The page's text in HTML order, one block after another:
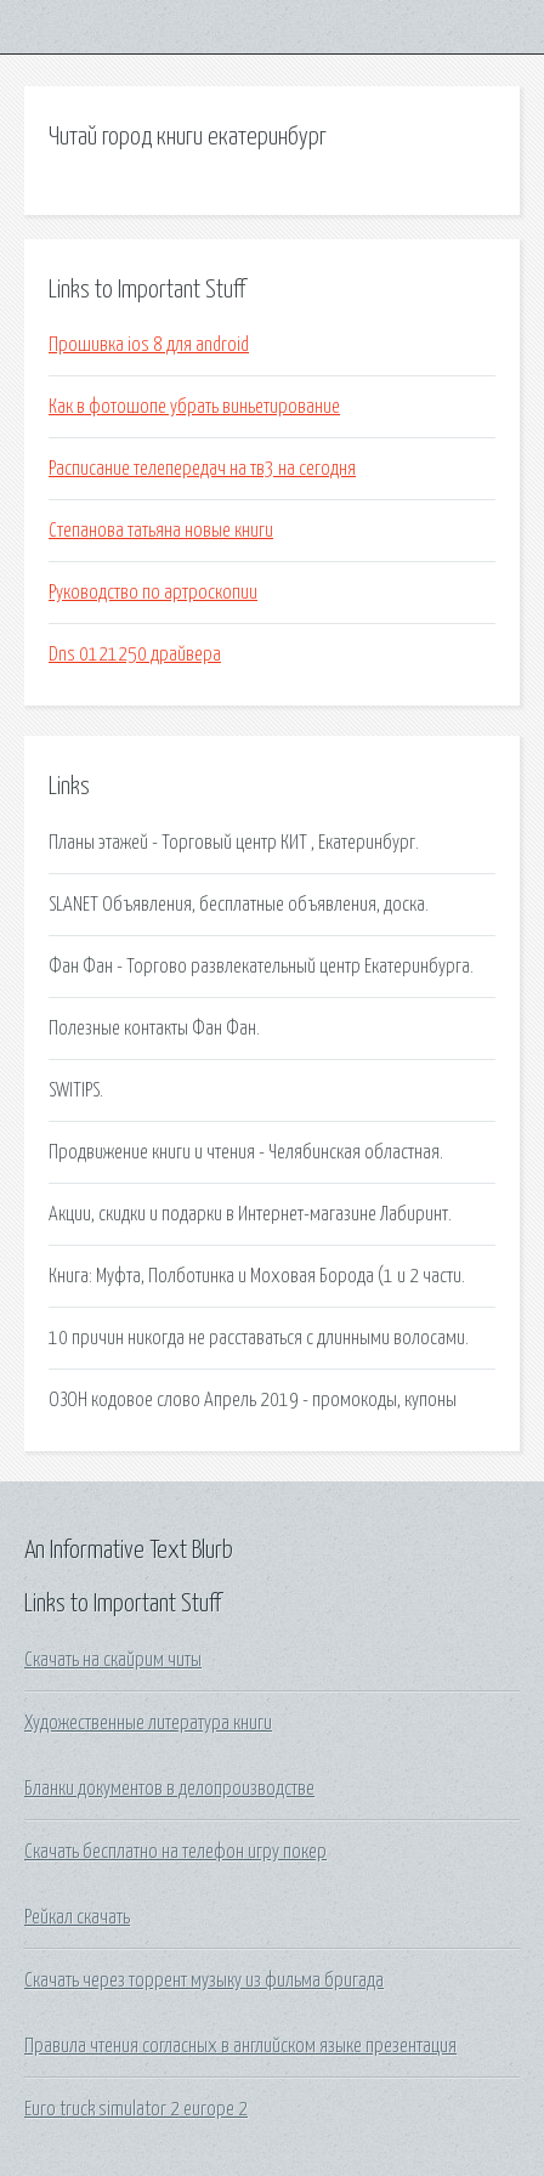
Читай город книги екатеринбург
Links to Important Stuff
Прошивка ios 8 для android
Как в фотошопе убрать виньетирование
Расписание телепередач на тв3 на сегодня
Степанова татьяна новые книги
Руководство по артроскопии
Dns 0121250 драйвера
Links
Планы этажей - Торговый центр КИТ , Екатеринбург.
SLANET Объявления, бесплатные объявления, доска.
Фан Фан - Торгово развлекательный центр Екатеринбурга.
Полезные контакты Фан Фан.
SWITIPS.
Продвижение книги и чтения - Челябинская областная.
Акции, скидки и подарки в Интернет-магазине Лабиринт.
Книга: Муфта, Полботинка и Моховая Борода (1 и 2 части.
10 причин никогда не расставаться с длинными волосами.
ОЗОН кодовое слово Апрель 2019 - промокоды, купоны
Links to Important Stuff
Скачать на скайрим читы
Художественные литература книги
Бланки документов в делопроизводстве
Скачать бесплатно на телефон игру покер
Рейкал скачать
Скачать через торрент музыку из фильма бригада
Правила чтения согласных в английском языке презентация
Euro truck simulator 2 europe 2
An Informative Text Blurb